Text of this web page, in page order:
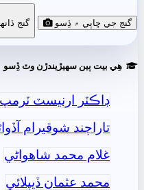
گنج جي ڇاپي ۾ ڏِسو گنج
ھِي بيت ٻين سھيڙيندڙن وٽ ڏِسو
ڊاڪٽر ارنيسٽ ٽرمپ
تاراچند شوقيرام
غلام محمد شاھواڻي
محمد عثمان ڏيپلائي